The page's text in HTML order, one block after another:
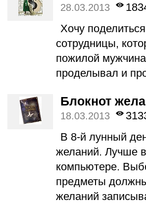
28.03.2013
Хочу
сотрудницы,
пожилой
проделывал и
Блокнот
18.03.2013
В 8-й лунный
желаний. Лучше
компьютере.
предметы
желаний